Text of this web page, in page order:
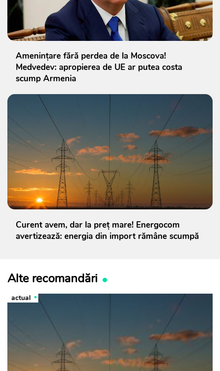
Amenințare fără perdea de la Moscova!
Medvedev: apropierea de UE ar putea costa
scump Armenia
Curent avem, dar la preț mare! Energocom
avertizează: energia din import rămâne scumpă
Alte recomandări
actual